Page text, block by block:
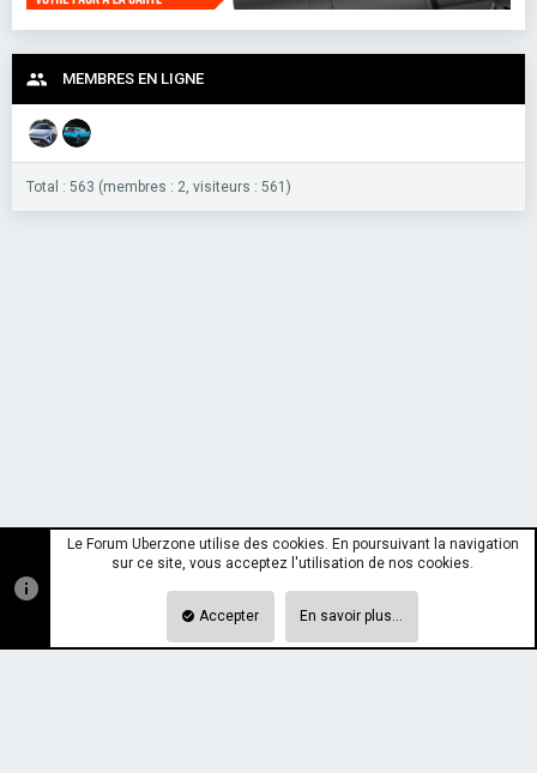
MEMBRES EN LIGNE
Total : 563 (membres : 2, visiteurs : 561)
Le Forum Uberzone utilise des cookies. En poursuivant la navigation
sur ce site, vous acceptez l'utilisation de nos cookies.
Accepter En savoir plus…